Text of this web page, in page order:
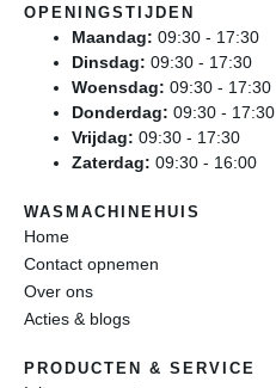
OPENINGSTIJDEN
Maandag: 09:30 - 17:30
Dinsdag: 09:30 - 17:30
Woensdag: 09:30 - 17:30
Donderdag: 09:30 - 17:30
Vrijdag: 09:30 - 17:30
Zaterdag: 09:30 - 16:00
WASMACHINEHUIS
Home
Contact opnemen
Over ons
Acties & blogs
PRODUCTEN & SERVICE